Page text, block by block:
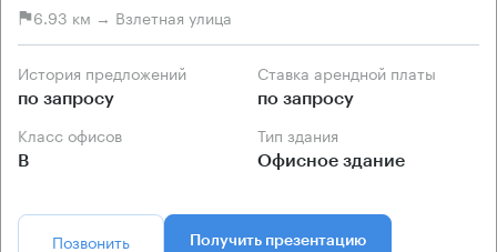
6.93 км → Взлетная улица
История предложений
по запросу
Ставка арендной платы
по запросу
Класс офисов
B
Тип здания
Офисное здание
Позвонить Получить презентацию